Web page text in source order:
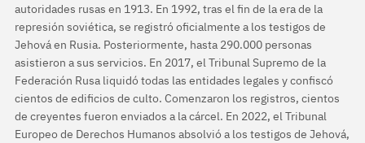
autoridades rusas en 1913. En 1992, tras el fin de la era de la
represión soviética, se registró oficialmente a los testigos de
Jehová en Rusia. Posteriormente, hasta 290.000 personas
asistieron a sus servicios. En 2017, el Tribunal Supremo de la
Federación Rusa liquidó todas las entidades legales y confiscó
cientos de edificios de culto. Comenzaron los registros, cientos
de creyentes fueron enviados a la cárcel. En 2022, el Tribunal
Europeo de Derechos Humanos absolvió a los testigos de Jehová,